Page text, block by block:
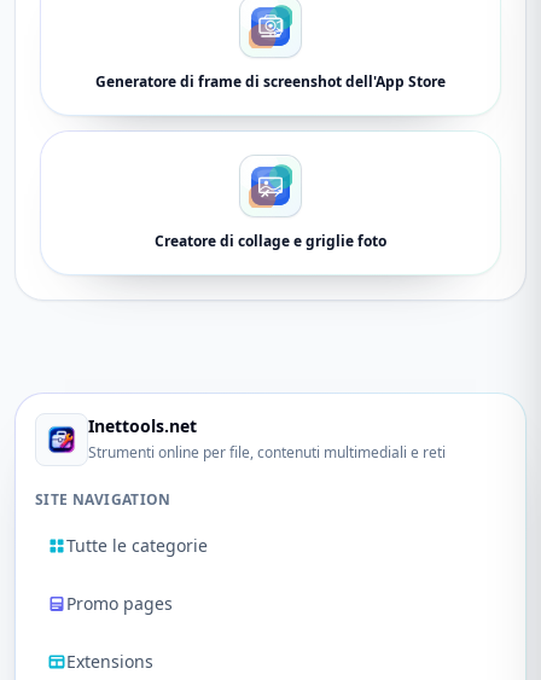
Generatore di frame di screenshot dell'App Store
Creatore di collage e griglie foto
Inettools.net
Strumenti online per file, contenuti multimediali e reti
SITE NAVIGATION
Tutte le categorie
Promo pages
Extensions